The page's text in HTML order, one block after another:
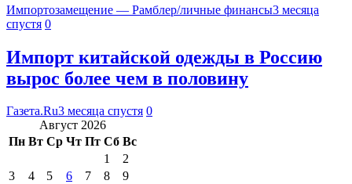
Импортозамещение — Рамблер/личные финансы3 месяца
спустя 0
Импорт китайской одежды в Россию
вырос более чем в половину
Газета.Ru3 месяца спустя 0
Август 2026
Пн Вт Ср Чт Пт Сб Вс
1
2
3
4 5 6 7 8
9